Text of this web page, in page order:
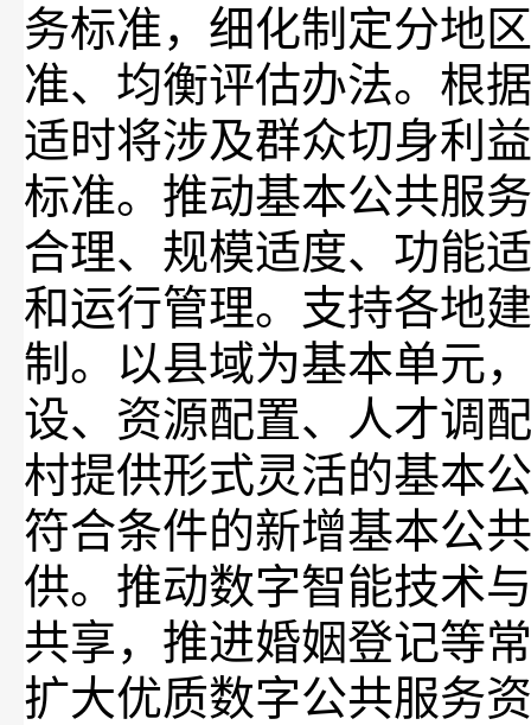
务标准，细化制定分地
准、均衡评估办法。根
适时将涉及群众切身利
标准。推动基本公共服
合理、规模适度、功能
和运行管理。支持各地
制。以县域为基本单元
设、资源配置、人才调
村提供形式灵活的基本
符合条件的新增基本公
供。推动数字智能技术
共享，推进婚姻登记等
扩大优质数字公共服务